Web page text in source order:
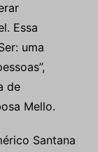
Essa
uma
de
Mello.
Santana